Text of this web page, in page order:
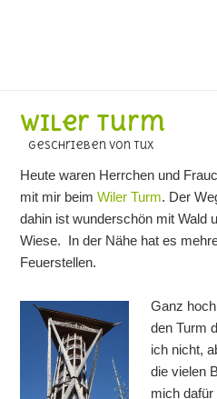
Wiler Turm
geschrieben von Tux
Heute waren Herrchen und
mit mir beimWiler Turm. Der
dahin ist wunderschön mit Wald
Wiese. In der Nähe hat es
Feuerstellen.
Ganz
den Turm
ich nicht,
die vielen
mich